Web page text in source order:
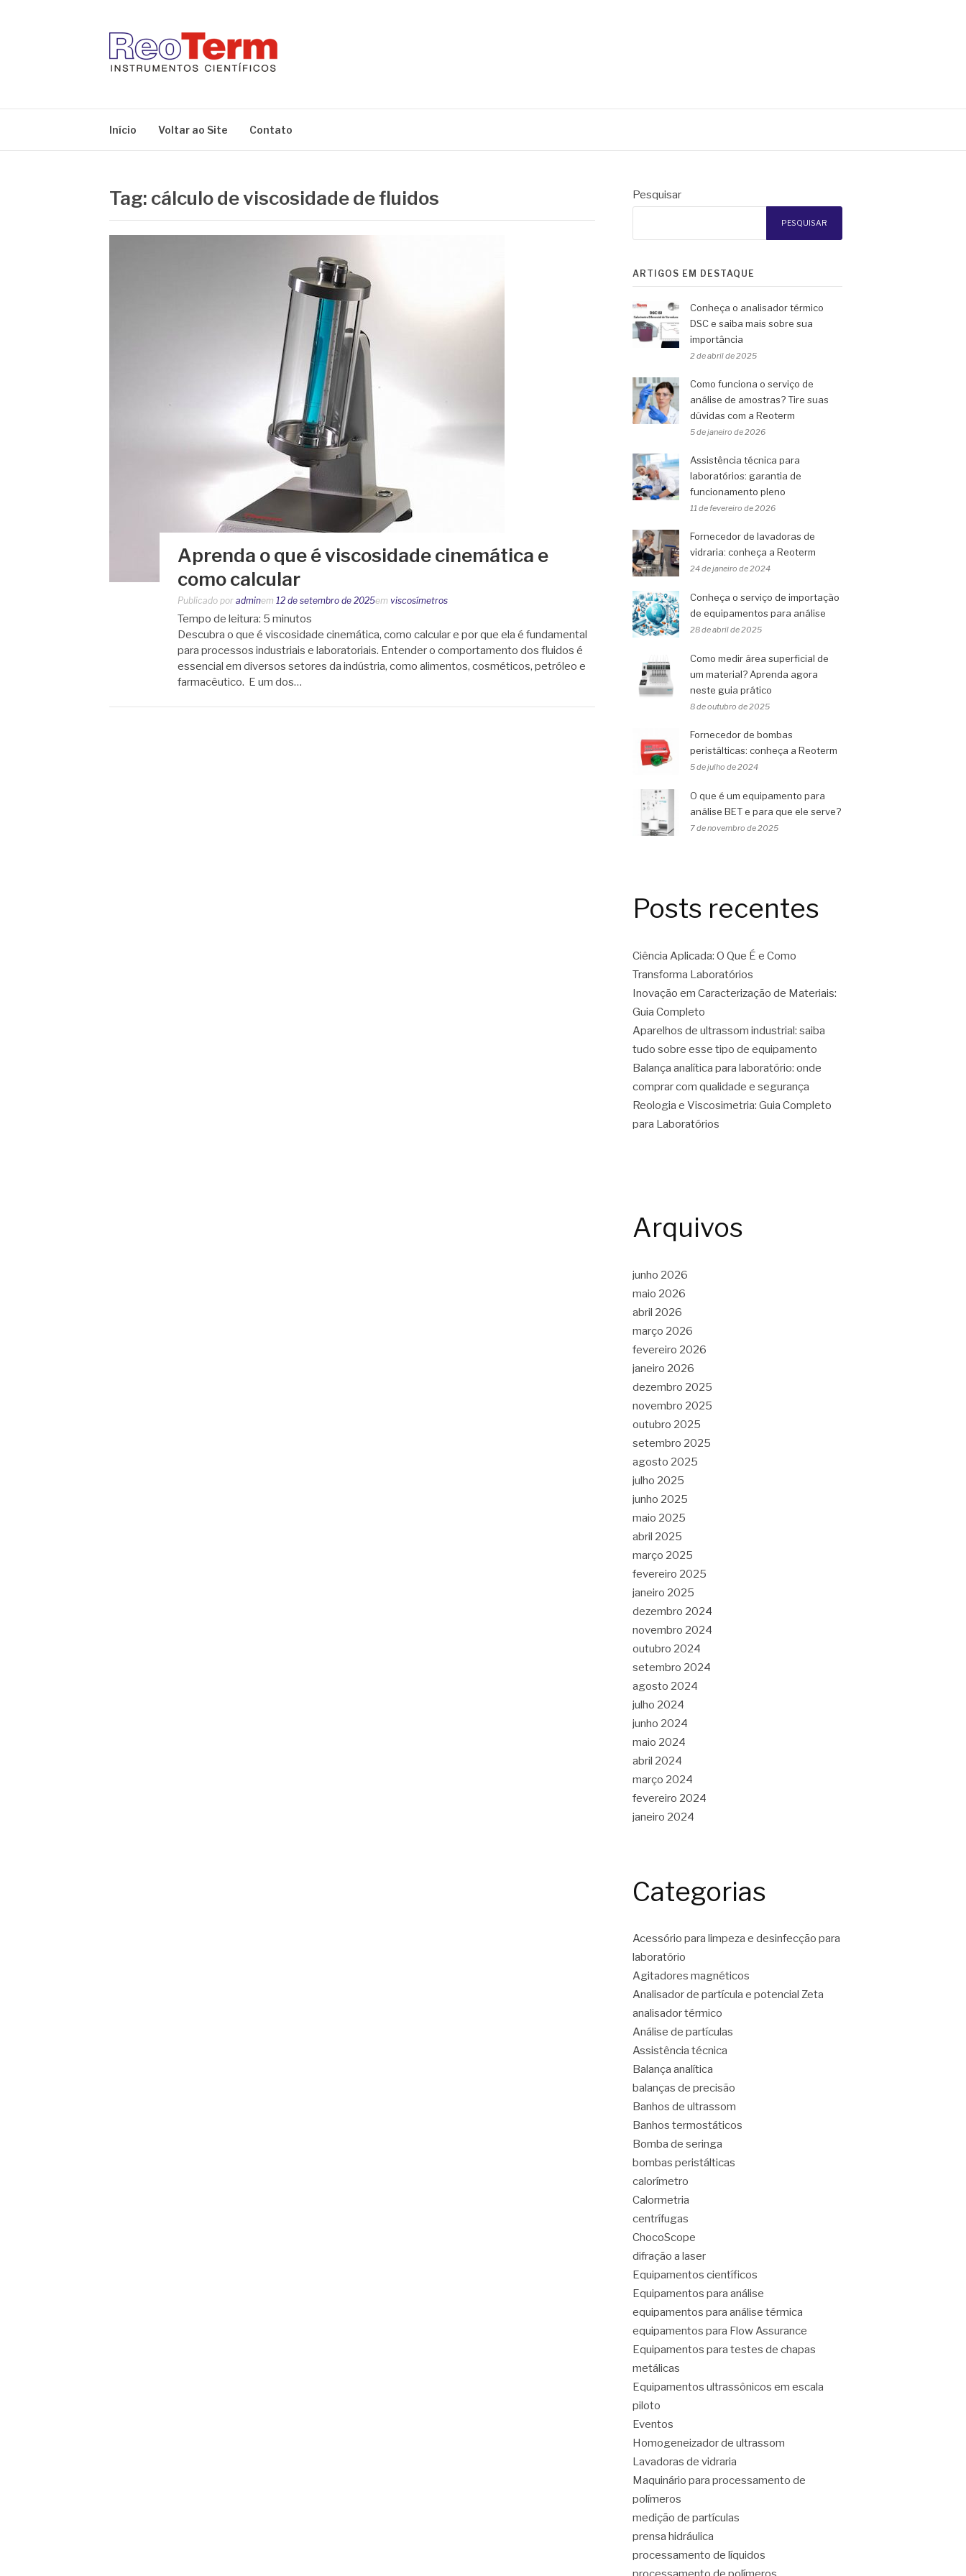
Início Voltar ao Site Contato
Tag: cálculo de viscosidade de fluidos
Aprenda o que é viscosidade cinemática e
como calcular
Publicado por adminem 12 de setembro de 2025em viscosímetros
Tempo de leitura: 5 minutos
Descubra o que é viscosidade cinemática, como calcular e por que ela é fundamental
para processos industriais e laboratoriais. Entender o comportamento dos fluidos é
essencial em diversos setores da indústria, como alimentos, cosméticos, petróleo e
farmacêutico. E um dos…
Pesquisar
PESQUISAR
ARTIGOS EM DESTAQUE
Conheça o analisador térmico
DSC e saiba mais sobre sua
importância
2 de abril de 2025
Como funciona o serviço de
análise de amostras? Tire suas
dúvidas com a Reoterm
5 de janeiro de 2026
Assistência técnica para
laboratórios: garantia de
funcionamento pleno
11 de fevereiro de 2026
Fornecedor de lavadoras de
vidraria: conheça a Reoterm
24 de janeiro de 2024
Conheça o serviço de importação
de equipamentos para análise
28 de abril de 2025
Como medir área superficial de
um material? Aprenda agora
neste guia prático
8 de outubro de 2025
Fornecedor de bombas
peristálticas: conheça a Reoterm
5 de julho de 2024
O que é um equipamento para
análise BET e para que ele serve?
7 de novembro de 2025
Posts recentes
Ciência Aplicada: O Que É e Como
Transforma Laboratórios
Inovação em Caracterização de Materiais:
Guia Completo
Aparelhos de ultrassom industrial: saiba
tudo sobre esse tipo de equipamento
Balança analítica para laboratório: onde
comprar com qualidade e segurança
Reologia e Viscosimetria: Guia Completo
para Laboratórios
Arquivos
junho 2026
maio 2026
abril 2026
março 2026
fevereiro 2026
janeiro 2026
dezembro 2025
novembro 2025
outubro 2025
setembro 2025
agosto 2025
julho 2025
junho 2025
maio 2025
abril 2025
março 2025
fevereiro 2025
janeiro 2025
dezembro 2024
novembro 2024
outubro 2024
setembro 2024
agosto 2024
julho 2024
junho 2024
maio 2024
abril 2024
março 2024
fevereiro 2024
janeiro 2024
Categorias
Acessório para limpeza e desinfecção para
laboratório
Agitadores magnéticos
Analisador de partícula e potencial Zeta
analisador térmico
Análise de partículas
Assistência técnica
Balança analítica
balanças de precisão
Banhos de ultrassom
Banhos termostáticos
Bomba de seringa
bombas peristálticas
calorímetro
Calormetria
centrífugas
ChocoScope
difração a laser
Equipamentos científicos
Equipamentos para análise
equipamentos para análise térmica
equipamentos para Flow Assurance
Equipamentos para testes de chapas
metálicas
Equipamentos ultrassônicos em escala
piloto
Eventos
Homogeneizador de ultrassom
Lavadoras de vidraria
Maquinário para processamento de
polímeros
medição de partículas
prensa hidráulica
processamento de líquidos